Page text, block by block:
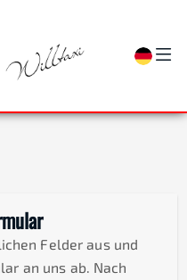
Felder aus und
an uns ab. Nach